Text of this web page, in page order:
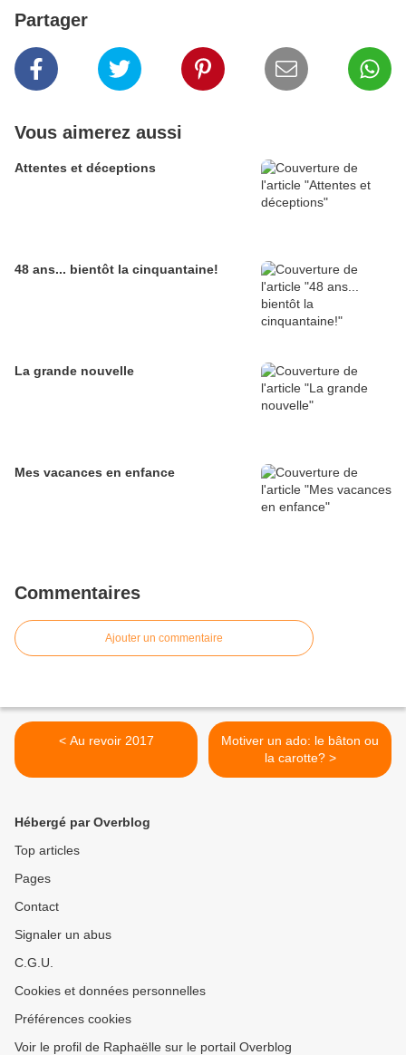
Partager
Vous aimerez aussi
Attentes et déceptions
48 ans... bientôt la cinquantaine!
La grande nouvelle
Mes vacances en enfance
Commentaires
Ajouter un commentaire
< Au revoir 2017
Motiver un ado: le bâton ou
la carotte? >
Hébergé par Overblog
Top articles
Pages
Contact
Signaler un abus
C.G.U.
Cookies et données personnelles
Préférences cookies
Voir le profil de Raphaëlle sur le portail Overblog